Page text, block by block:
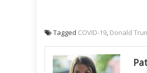
Tagged COVID-19, Donald